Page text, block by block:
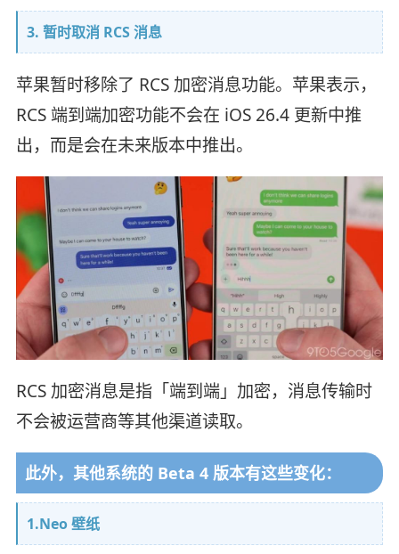
3. 暂时取消 RCS 消息
苹果暂时移除了 RCS 加密消息功能。苹果表示，
RCS 端到端加密功能不会在 iOS 26.4 更新中推
出，而是会在未来版本中推出。
RCS 加密消息是指「端到端」加密，消息传输时
不会被运营商等其他渠道读取。
此外，其他系统的 Beta 4 版本有这些变化：
1.Neo 壁纸